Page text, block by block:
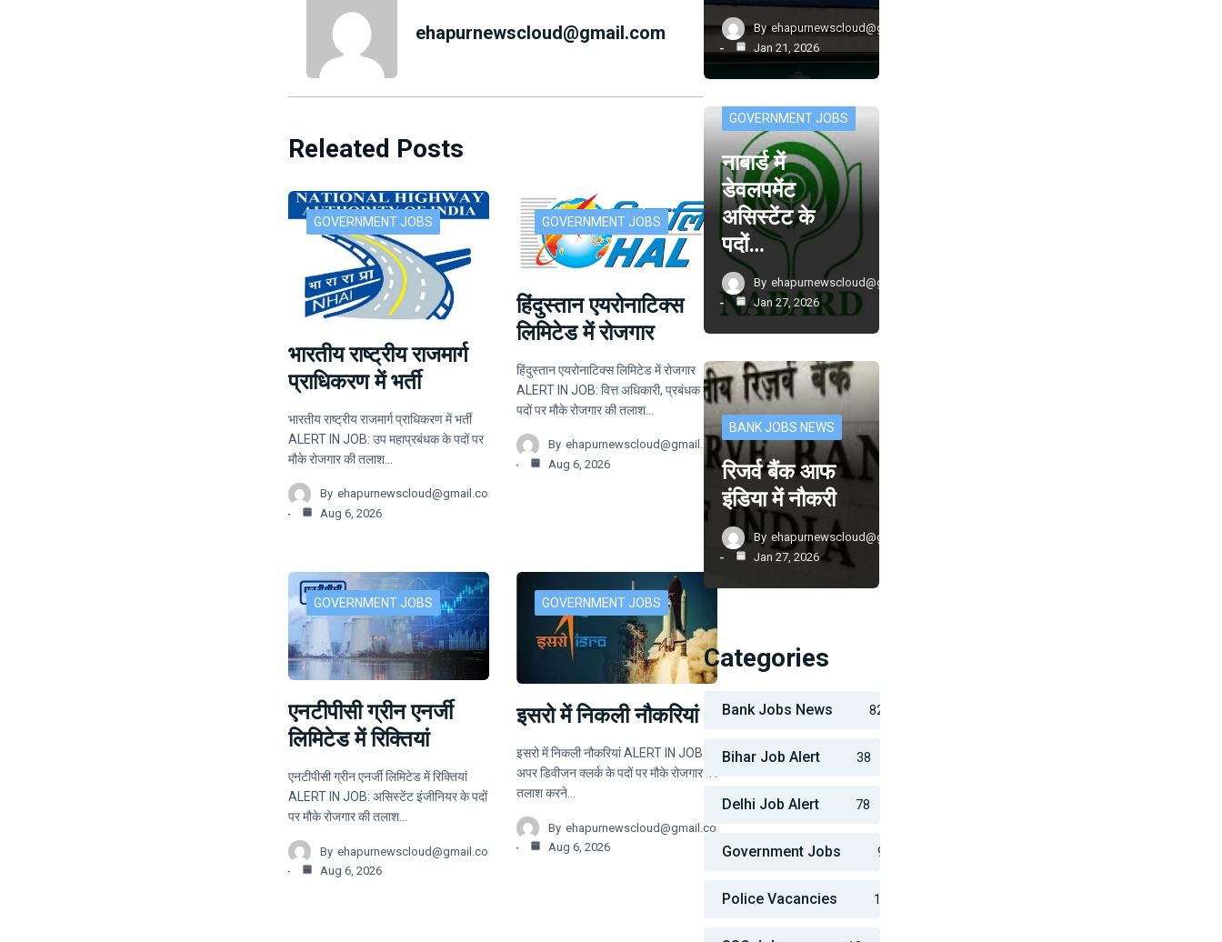
ehapurnewscloud@gmail.com
Releated Posts
GOVERNMENT JOBS
भारतीय राष्ट्रीय राजमार्ग
प्राधिकरण में भर्ती
भारतीय राष्ट्रीय राजमार्ग प्राधिकरण में भर्ती
ALERT IN JOB: उप महाप्रबंधक के पदों पर
मौके रोजगार की तलाश…
By ehapurnewscloud@gmail.com
Aug 6, 2026
GOVERNMENT JOBS
हिंदुस्तान एयरोनाटिक्स
लिमिटेड में रोजगार
हिंदुस्तान एयरोनाटिक्स लिमिटेड में रोजगार
ALERT IN JOB: वित्त अधिकारी, प्रबंधक के
पदों पर मौके रोजगार की तलाश…
By ehapurnewscloud@gmail.com
Aug 6, 2026
GOVERNMENT JOBS
एनटीपीसी ग्रीन एनर्जी
लिमिटेड में रिक्तियां
एनटीपीसी ग्रीन एनर्जी लिमिटेड में रिक्तियां
ALERT IN JOB: असिस्टेंट इंजीनियर के पदों
पर मौके रोजगार की तलाश…
By ehapurnewscloud@gmail.com
Aug 6, 2026
GOVERNMENT JOBS
इसरो में निकली नौकरियां
इसरो में निकली नौकरियां ALERT IN JOB:
अपर डिवीजन क्लर्क के पदों पर मौके रोजगार की
तलाश करने…
By ehapurnewscloud@gmail.com
Aug 6, 2026
By ehapurnewscloud@gmail.com
Jan 21, 2026
GOVERNMENT JOBS
नाबार्ड में
डेवलपमेंट
असिस्टेंट के
पदों…
By ehapurnewscloud@gmail.com
Jan 27, 2026
BANK JOBS NEWS
रिजर्व बैंक आफ
इंडिया में नौकरी
By ehapurnewscloud@gmail.com
Jan 27, 2026
Categories
Bank Jobs News 82
Bihar Job Alert 38
Delhi Job Alert 78
Government Jobs 916
Police Vacancies 10